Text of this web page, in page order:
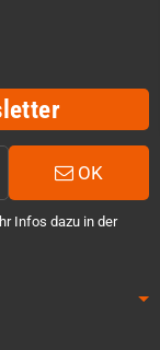
OK
Infos dazu in der